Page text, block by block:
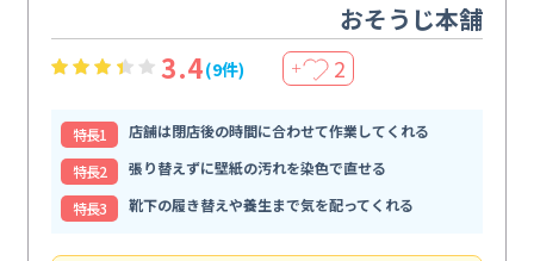
おそうじ本舗
3.4(9件) ＋ 2
特⻑1
店舗は閉店後の時間に合わせて作業してくれる
特⻑2
張り替えずに壁紙の汚れを染色で直せる
特⻑3
靴下の履き替えや養生まで気を配ってくれる